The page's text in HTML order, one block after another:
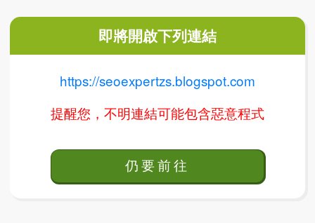
即將開啟下列連結
https://seoexpertzs.blogspot.com
提醒您，不明連結可能包含惡意程式
仍要前往